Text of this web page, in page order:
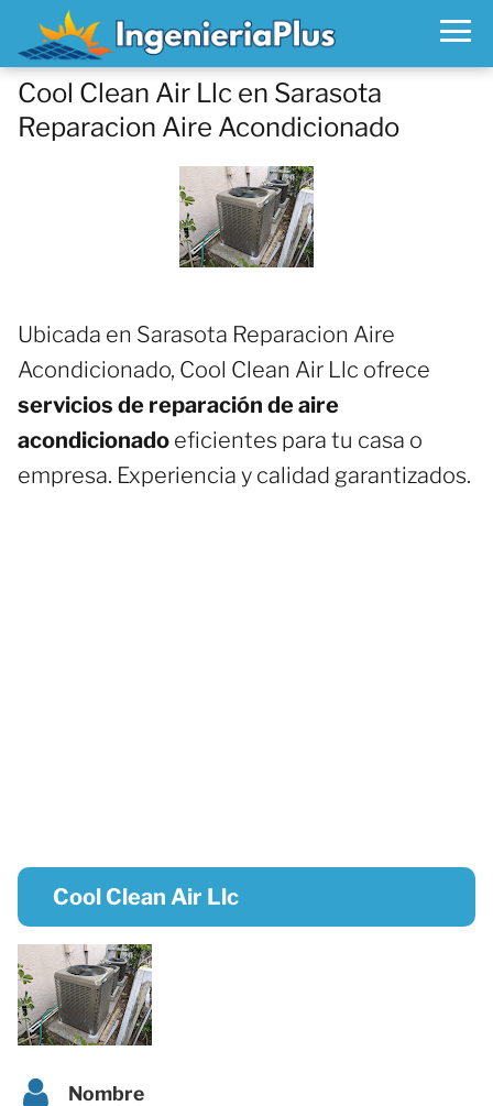
Cool Clean Air Llc en Sarasota
Reparacion Aire Acondicionado
Ubicada en Sarasota Reparacion Aire
Acondicionado, Cool Clean Air Llc ofrece
servicios de reparación de aire
acondicionado eficientes para tu casa o
empresa. Experiencia y calidad garantizados.
Cool Clean Air Llc
Nombre